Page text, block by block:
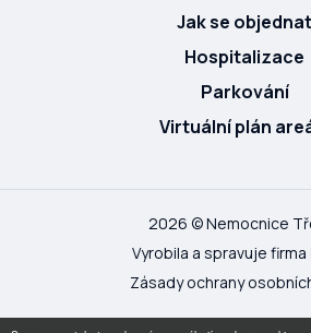
Jak se objednat
Hospitalizace
Parkování
Virtuální plán
2026 © Nemocnice
Vyrobila a spravuje firma
Zásady ochrany